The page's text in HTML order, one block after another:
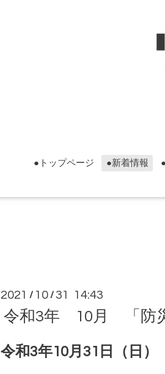
▮グ
▮
●トップページ ●新着情報
2021 / 10 /31 14:43
令和3年 10月 「防災
令和3年10月31日（日）